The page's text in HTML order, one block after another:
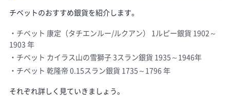
チベットのおすすめ銀貨を紹介します。
チベット 康定（タチエンルー/ルクアン） 1ルピー銀貨 1902～
1903 年
チベット カイラス山の雪獅子 3スラン銀貨 1935～1946年
チベット 乾隆帝 0.15スラン銀貨 1735～1796 年
それぞれ詳しく見ていきましょう。